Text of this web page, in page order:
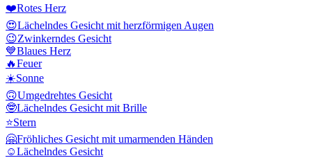
❤️Rotes Herz
😍Lächelndes Gesicht mit herzförmigen Augen
😉Zwinkerndes Gesicht
💙Blaues Herz
🔥Feuer
☀️Sonne
🙃Umgedrehtes Gesicht
🤓Lächelndes Gesicht mit Brille
⭐Stern
🤗Fröhliches Gesicht mit umarmenden Händen
☺️Lächelndes Gesicht